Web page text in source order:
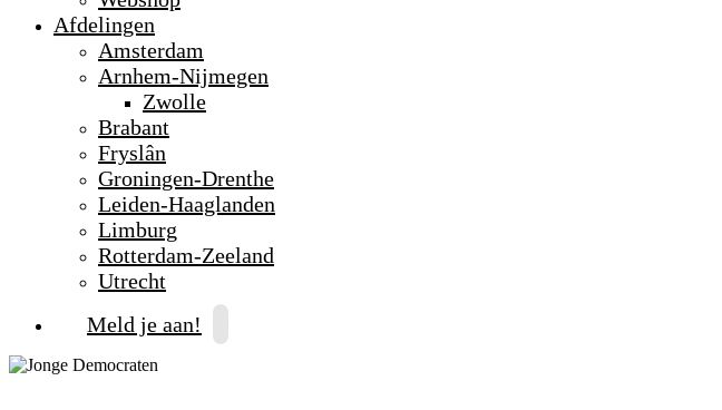
Afdelingen
Amsterdam
Arnhem-Nijmegen
Zwolle
Brabant
Fryslân
Groningen-Drenthe
Leiden-Haaglanden
Limburg
Rotterdam-Zeeland
Utrecht
Meld je aan!